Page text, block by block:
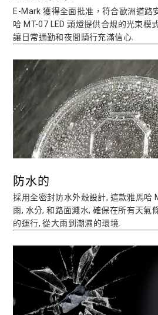
E-Mark 獲得全面批准，符合歐洲道路
哈 MT-07 LED 頭燈提供合規的光束模
讓日常通勤和夜間騎行充滿信心.
防水的
採用全密封防水外殼設計, 這款雅馬哈
雨, 水分, 和路面濺水, 確保在所有天氣
的運行, 從大雨到潮濕的環境.